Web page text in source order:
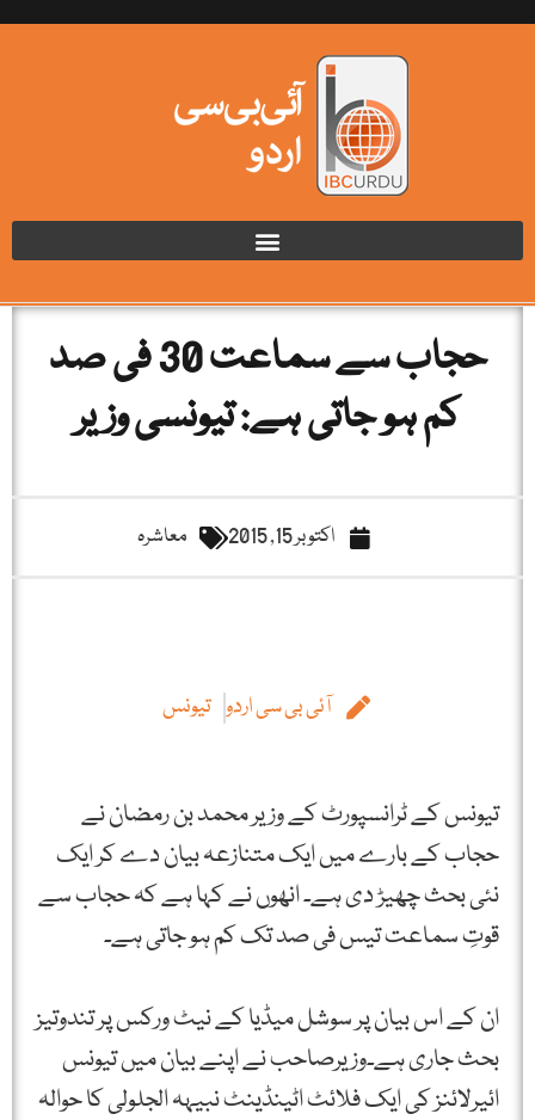
حجاب سے سماعت 30 فی صد
کم ہو جاتی ہے: تیونسی وزیر
اکتوبر 15, 2015 معاشرہ
آئی بی سی اردو تیونس
تیونس کے ٹرانسپورٹ کے وزیر محمد بن رمضان نے
حجاب کے بارے میں ایک متنازعہ بیان دے کر ایک
نئی بحث چھیڑ دی ہے۔ انھوں نے کہا ہے کہ حجاب سے
قوتِ سماعت تیس فی صد تک کم ہو جاتی ہے۔
ان کے اس بیان پر سوشل میڈیا کے نیٹ ورکس پر تندوتیز
بحث جاری ہے۔وزیرصاحب نے اپنے بیان میں تیونس
ائیرلائنز کی ایک فلائٹ اٹینڈینٹ نبیہہ الجلولی کا حوالہ